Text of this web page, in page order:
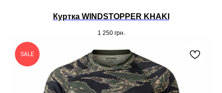
Куртка WINDSTOPPER KHAKI
1 250 грн.
SALE